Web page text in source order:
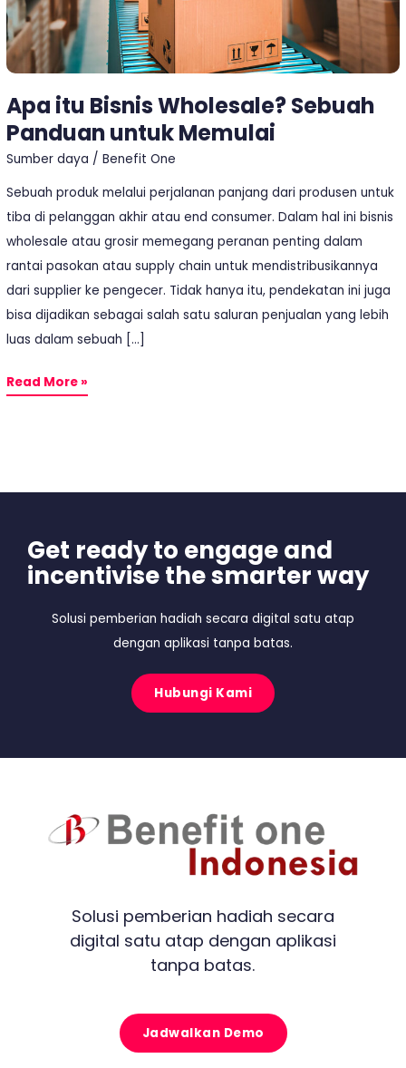
Apa itu Bisnis Wholesale? Sebuah
Panduan untuk Memulai
Sumber daya /Benefit One
Sebuah produk melalui perjalanan panjang dari produsen untuk
tiba di pelanggan akhir atau end consumer. Dalam hal ini bisnis
wholesale atau grosir memegang peranan penting dalam
rantai pasokan atau supply chain untuk mendistribusikannya
dari supplier ke pengecer. Tidak hanya itu, pendekatan ini juga
bisa dijadikan sebagai salah satu saluran penjualan yang lebih
luas dalam sebuah […]
Read More »
Get ready to engage and
incentivise the smarter way
Solusi pemberian hadiah secara digital satu atap
dengan aplikasi tanpa batas.
Hubungi Kami
Solusi pemberian hadiah secara
digital satu atap dengan aplikasi
tanpa batas.
Jadwalkan Demo